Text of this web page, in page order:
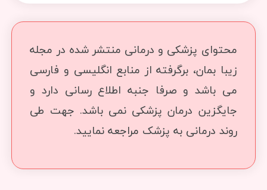
محتوای پزشکی و درمانی منتشر شده در مجله
زیبا بمان، برگرفته از منابع انگلیسی و فارسی
می باشد و صرفا جنبه اطلاع رسانی دارد و
جایگزین درمان پزشکی نمی باشد. جهت طی
روند درمانی به پزشک مراجعه نمایید.